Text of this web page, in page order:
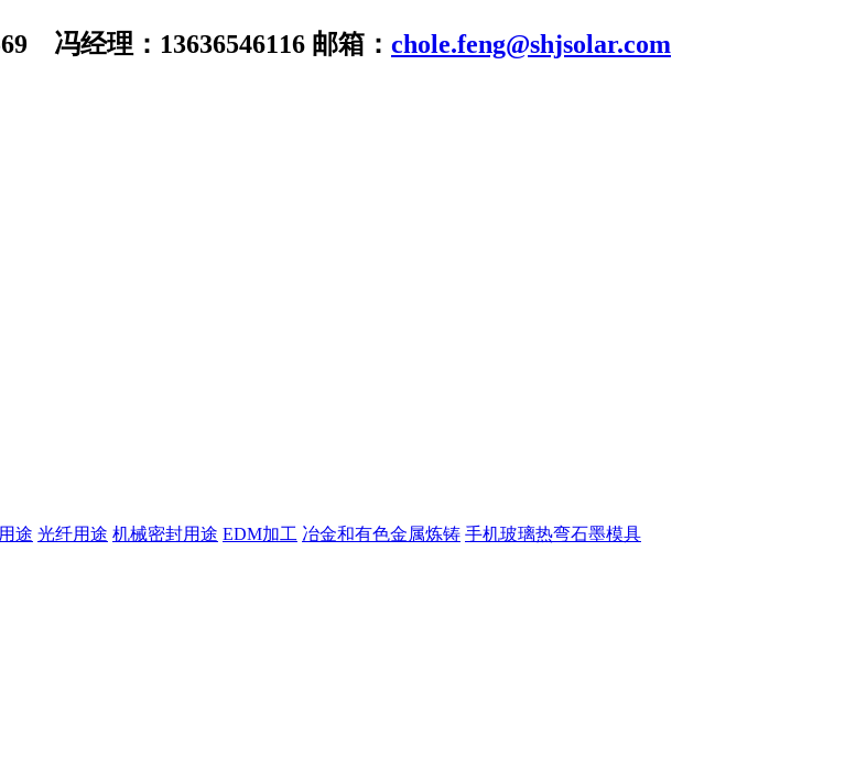
冯经理：13636546116 邮箱： chole.feng@shjsolar.com
途 光纤用途 机械密封用途 EDM加工 冶金和有色金属炼铸 手机玻璃热弯石墨模具